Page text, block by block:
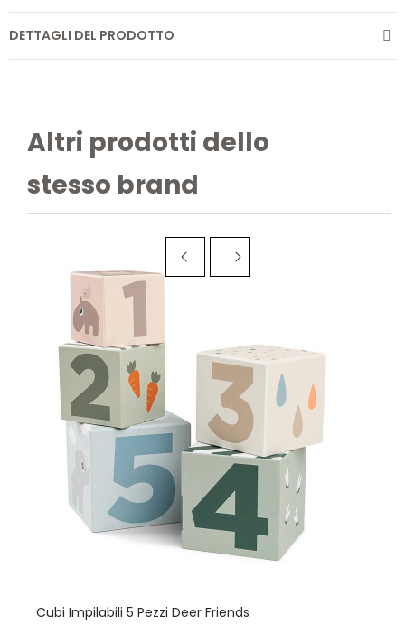
DETTAGLI DEL PRODOTTO
Altri prodotti dello
stesso brand
Cubi Impilabili 5 Pezzi Deer Friends